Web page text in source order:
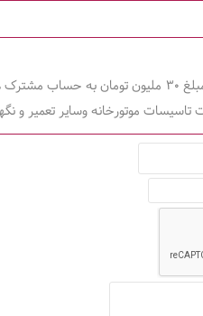
من خزانه دار مجتمع 60 واحدی هستم
تاسیسات موتورخانه وسایر تعمیر و